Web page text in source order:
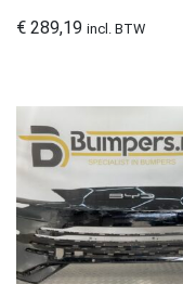
€ 289,19 incl. BTW